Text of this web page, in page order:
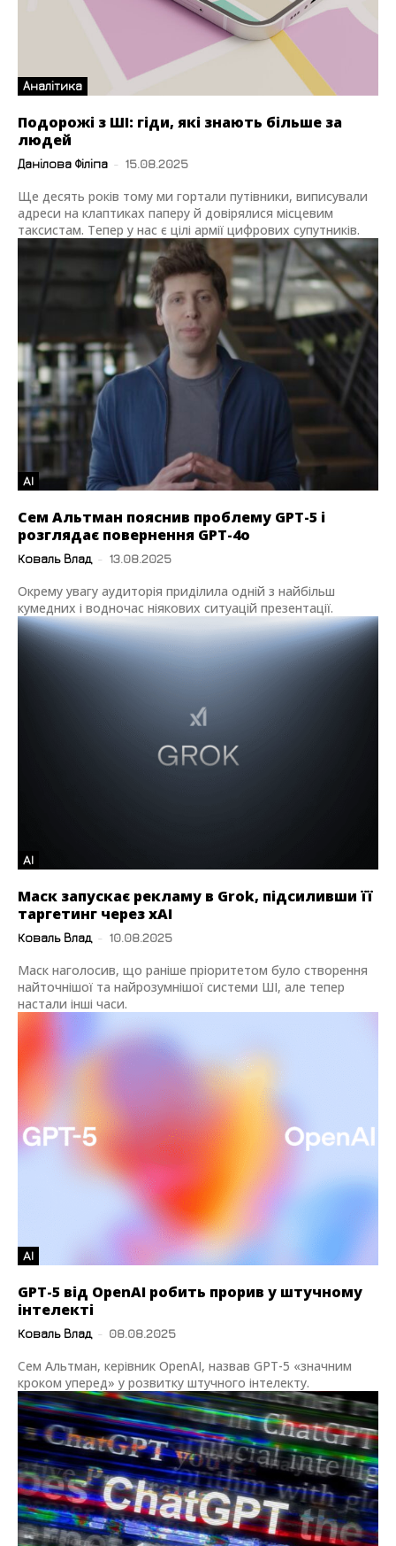
Аналітика
Подорожі з ШІ: гіди, які знають більше за
людей
Данілова Філіпа - 15.08.2025
Ще десять років тому ми гортали путівники, виписували
адреси на клаптиках паперу й довірялися місцевим
таксистам. Тепер у нас є цілі армії цифрових супутників.
AI
Сем Альтман пояснив проблему GPT-5 і
розглядає повернення GPT-4o
Коваль Влад - 13.08.2025
Окрему увагу аудиторія приділила одній з найбільш
кумедних і водночас ніякових ситуацій презентації.
AI
Маск запускає рекламу в Grok, підсиливши її
таргетинг через xAI
Коваль Влад - 10.08.2025
Маск наголосив, що раніше пріоритетом було створення
найточнішої та найрозумнішої системи ШІ, але тепер
настали інші часи.
AI
GPT-5 від OpenAI робить прорив у штучному
інтелекті
Коваль Влад - 08.08.2025
Сем Альтман, керівник OpenAI, назвав GPT-5 «значним
кроком уперед» у розвитку штучного інтелекту.